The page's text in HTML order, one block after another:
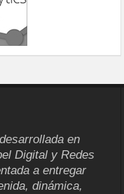
en
Digital y Redes
a entregar
dinámica,